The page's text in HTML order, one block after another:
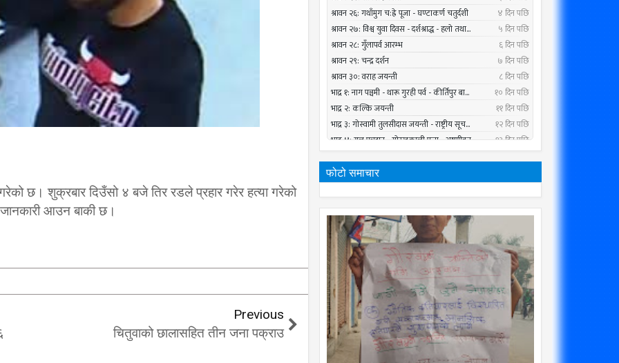
गरेको छ। शुक्रबार दिउँसो ४ बजे तिर रडले प्रहार गरेर हत्या गरेको
आउन बाकी छ।
Previous
चितुवाको छालासहित तीन जना पक्राउ
फोटो समाचार